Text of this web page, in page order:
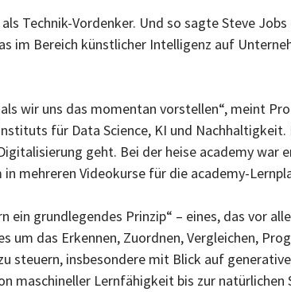
Technik-Vordenker. Und so sagte Steve
im Bereich künstlicher Intelligenz auf
wir uns das momentan vorstellen“, meint
für Data Science, KI und
geht. Bei der heise academy war
mehreren Videokurse für die academy-
ein grundlegendes Prinzip“ – eines, das vor
um das Erkennen, Zuordnen, Vergleichen,
steuern, insbesondere mit Blick auf
maschineller Lernfähigkeit bis zur